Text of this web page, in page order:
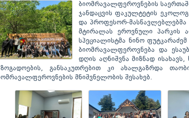
ბიომრავალფეროვნების
ჯანდაცვის ფაკულტეტის
და პროფესორ-მასწავლებლებმა
მტირალას ეროვნული პარკის
სპეციალისტმა ნინო
ბიომრავალფეროვნება და
დღის აღნიშვნა მიზნად
განსაკუთრებით კი ახალგაზრდა
მნიშვნელობის შესახებ.